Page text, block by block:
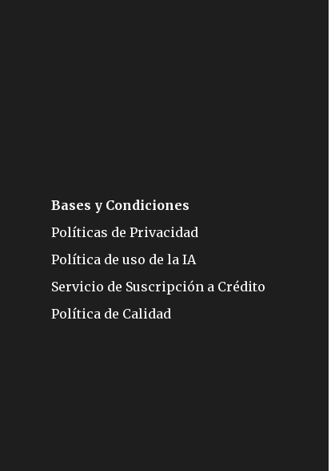
Bases y Condiciones
Políticas de Privacidad
Política de uso de la IA
Servicio de Suscripción a Crédito
Política de Calidad